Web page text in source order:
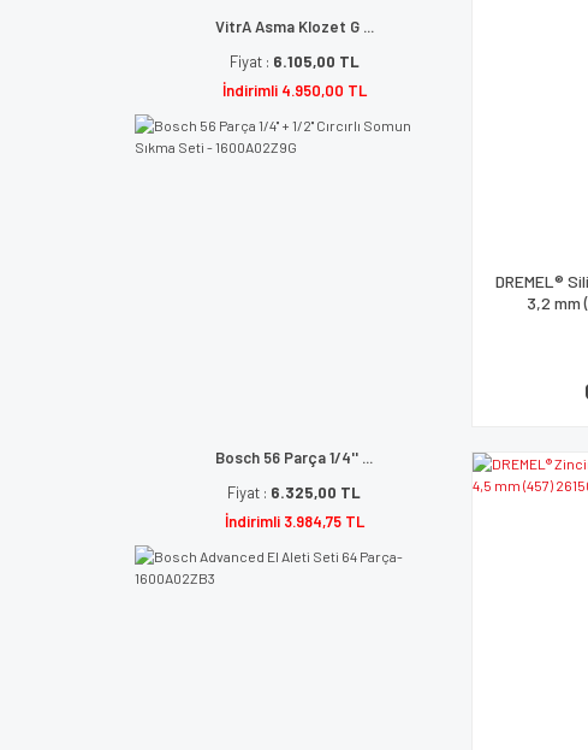
VitrA Asma Klozet G ...
Fiyat : 6.105,00 TL
İndirimli 4.950,00 TL
Bosch 56 Parça 1/4'' ...
Fiyat : 6.325,00 TL
İndirimli 3.984,75 TL
DREMEL®
3,2 mm